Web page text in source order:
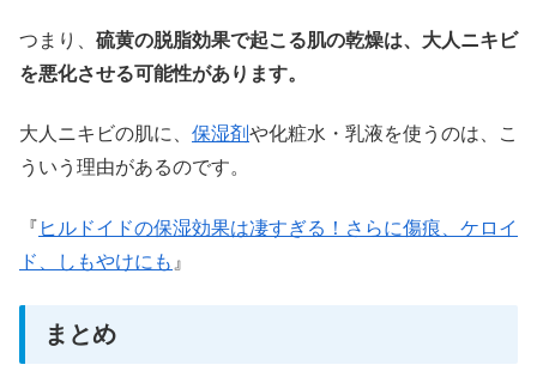
つまり、 硫黄の脱脂効果で起こる肌の乾燥は、大人ニキビ
を悪化させる可能性があります。
大人ニキビの肌に、 保湿剤や化粧水・乳液を使うのは、こ
ういう理由があるのです。
『 ヒルドイドの保湿効果は凄すぎる！さらに傷痕、ケロイ
ド、しもやけにも 』
まとめ